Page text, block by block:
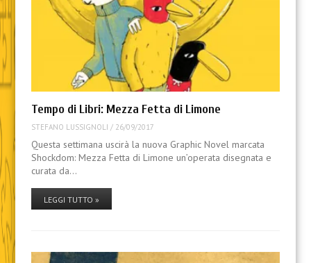
Tempo di Libri: Mezza Fetta di Limone
STEFANO LUSSIGNOLI / 26/09/2017
Questa settimana uscirà la nuova Graphic Novel marcata
Shockdom: Mezza Fetta di Limone un’operata disegnata e
curata da…
LEGGI TUTTO »